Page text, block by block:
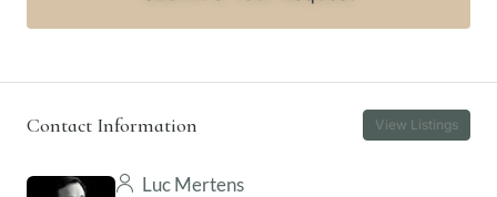
Contact Information View Listings
Luc Mertens